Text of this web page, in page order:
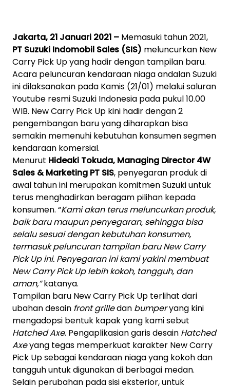
Jakarta, 21 Januari 2021 – Memasuki tahun 2021,
PT Suzuki Indomobil Sales (SIS) meluncurkan New
Carry Pick Up yang hadir dengan tampilan baru.
Acara peluncuran kendaraan niaga andalan Suzuki
ini dilaksanakan pada Kamis (21/01) melalui saluran
Youtube resmi Suzuki Indonesia pada pukul 10.00
WIB. New Carry Pick Up kini hadir dengan 2
pengembangan baru yang diharapkan bisa
semakin memenuhi kebutuhan konsumen segmen
kendaraan komersial.
Menurut Hideaki Tokuda, Managing Director 4W
Sales & Marketing PT SIS, penyegaran produk di
awal tahun ini merupakan komitmen Suzuki untuk
terus menghadirkan beragam pilihan kepada
konsumen. “Kami akan terus meluncurkan produk,
baik baru maupun penyegaran, sehingga bisa
selalu sesuai dengan kebutuhan konsumen,
termasuk peluncuran tampilan baru New Carry
Pick Up ini. Penyegaran ini kami yakini membuat
New Carry Pick Up lebih kokoh, tangguh, dan
aman,”katanya.
Tampilan baru New Carry Pick Up terlihat dari
ubahan desain front grilledan bumperyang kini
mengadopsi bentuk kapak yang kami sebut
Hatched Axe. Pengaplikasian garis desain Hatched
Axeyang tegas memperkuat karakter New Carry
Pick Up sebagai kendaraan niaga yang kokoh dan
tangguh untuk digunakan di berbagai medan.
Selain perubahan pada sisi eksterior, untuk